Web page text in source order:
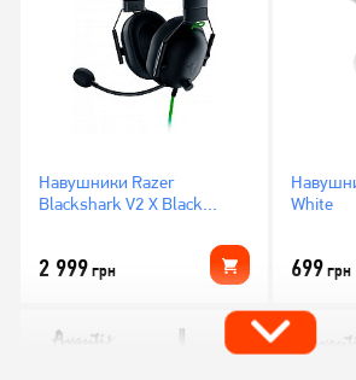
Навушники Razer
Blackshark V2 X Black
2 999грн
White
699грн